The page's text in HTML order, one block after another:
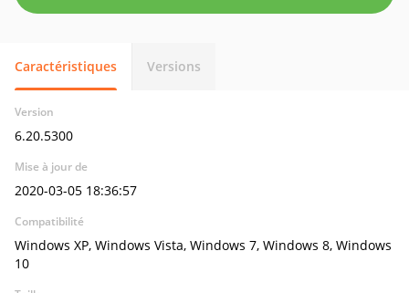
Caractéristiques Versions
Version
6.20.5300
Mise à jour de
2020-03-05 18:36:57
Compatibilité
Windows XP, Windows Vista, Windows 7, Windows 8, Windows
10